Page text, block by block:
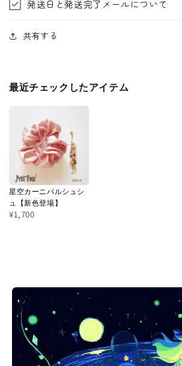
発送日と発送完了メールについて
共有する
最近チェックしたアイテム
星空カーニバルシュシ
ュ【新色登場】
¥1,700